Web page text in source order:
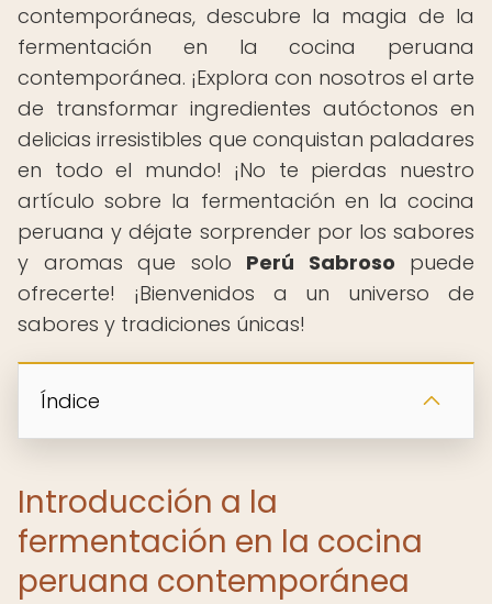
contemporáneas, descubre la magia de la
fermentación en la cocina peruana
contemporánea. ¡Explora con nosotros el arte
de transformar ingredientes autóctonos en
delicias irresistibles que conquistan paladares
en todo el mundo! ¡No te pierdas nuestro
artículo sobre la fermentación en la cocina
peruana y déjate sorprender por los sabores
y aromas que solo Perú Sabroso puede
ofrecerte! ¡Bienvenidos a un universo de
sabores y tradiciones únicas!
Índice
Introducción a la
fermentación en la cocina
peruana contemporánea